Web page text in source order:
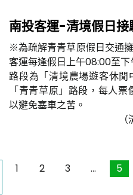
南投客運-清境假日接
※為疏解青青草原假日交通
客運每逢假日上午08:00至
路段為「清境農場遊客休
「青青草原」路段，每人
以避免塞車之苦。
1 2 3 ... 5